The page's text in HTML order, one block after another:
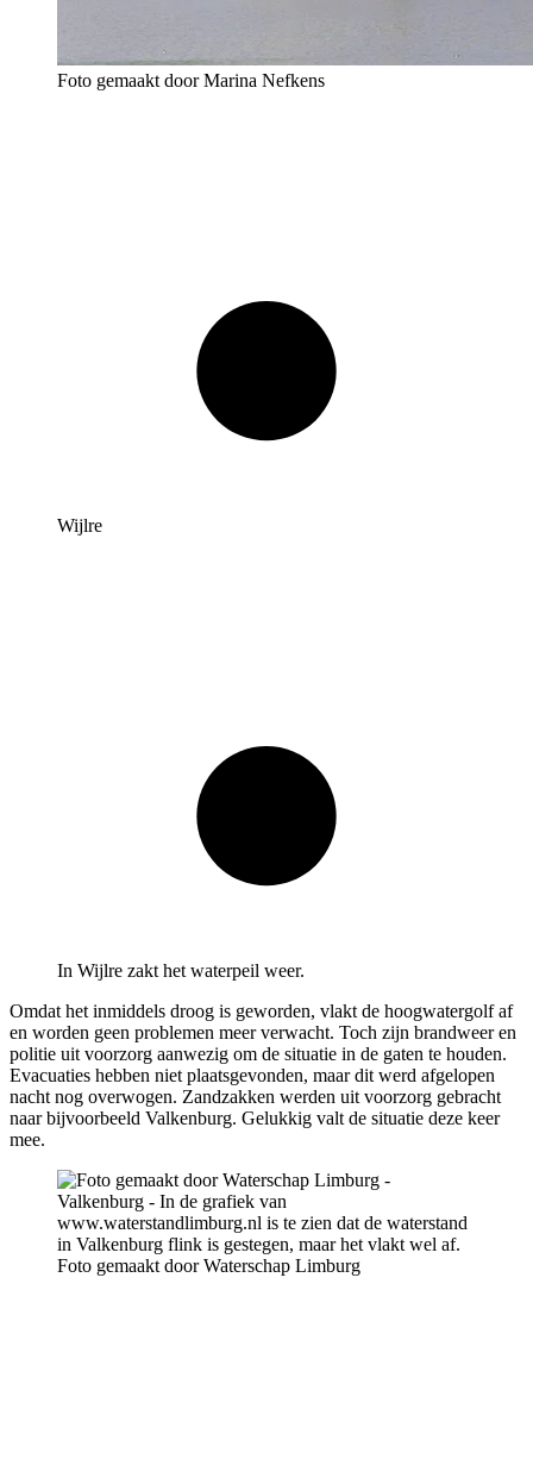
Foto gemaakt door Marina Nefkens
Wijlre
In Wijlre zakt het waterpeil weer.
Omdat het inmiddels droog is geworden, vlakt de hoogwatergolf af
en worden geen problemen meer verwacht. Toch zijn brandweer en
politie uit voorzorg aanwezig om de situatie in de gaten te houden.
Evacuaties hebben niet plaatsgevonden, maar dit werd afgelopen
nacht nog overwogen. Zandzakken werden uit voorzorg gebracht
naar bijvoorbeeld Valkenburg. Gelukkig valt de situatie deze keer
mee.
Foto gemaakt door Waterschap Limburg